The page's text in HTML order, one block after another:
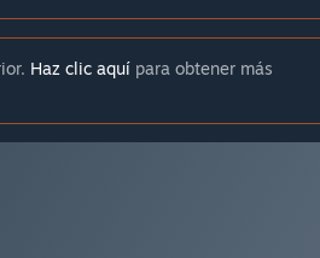
Haz clic aquí para obtener más